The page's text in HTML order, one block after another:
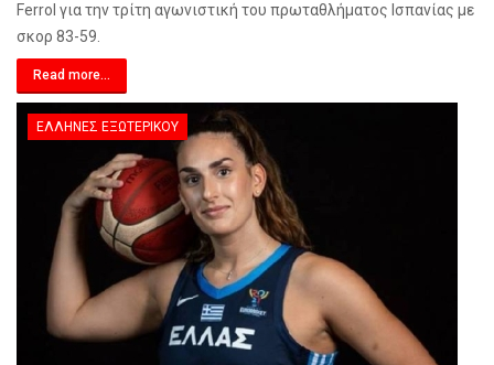
Ferrol για την τρίτη αγωνιστική του πρωταθλήματος Ισπανίας με
σκορ 83-59.
Read more...
ΈΛΛΗΝΕΣ ΕΞΩΤΕΡΙΚΟΎ